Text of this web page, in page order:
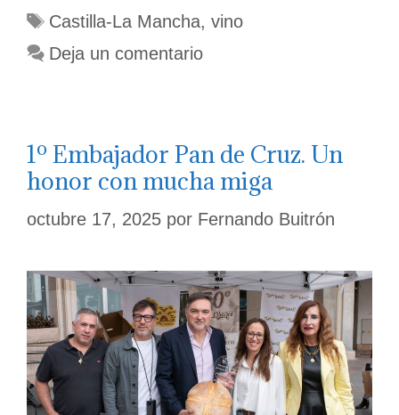
Etiquetas
Castilla-La Mancha, vino
Deja un comentario
1º Embajador Pan de Cruz. Un
honor con mucha miga
octubre 17, 2025 por Fernando Buitrón